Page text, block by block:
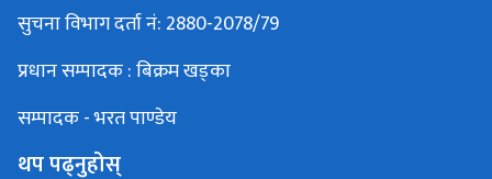
सुचना विभाग दर्ता नं: 2880-2078/79
प्रधान सम्पादक : बिक्रम खड्का
सम्पादक - भरत पाण्डेय
थप पढ्नुहोस्